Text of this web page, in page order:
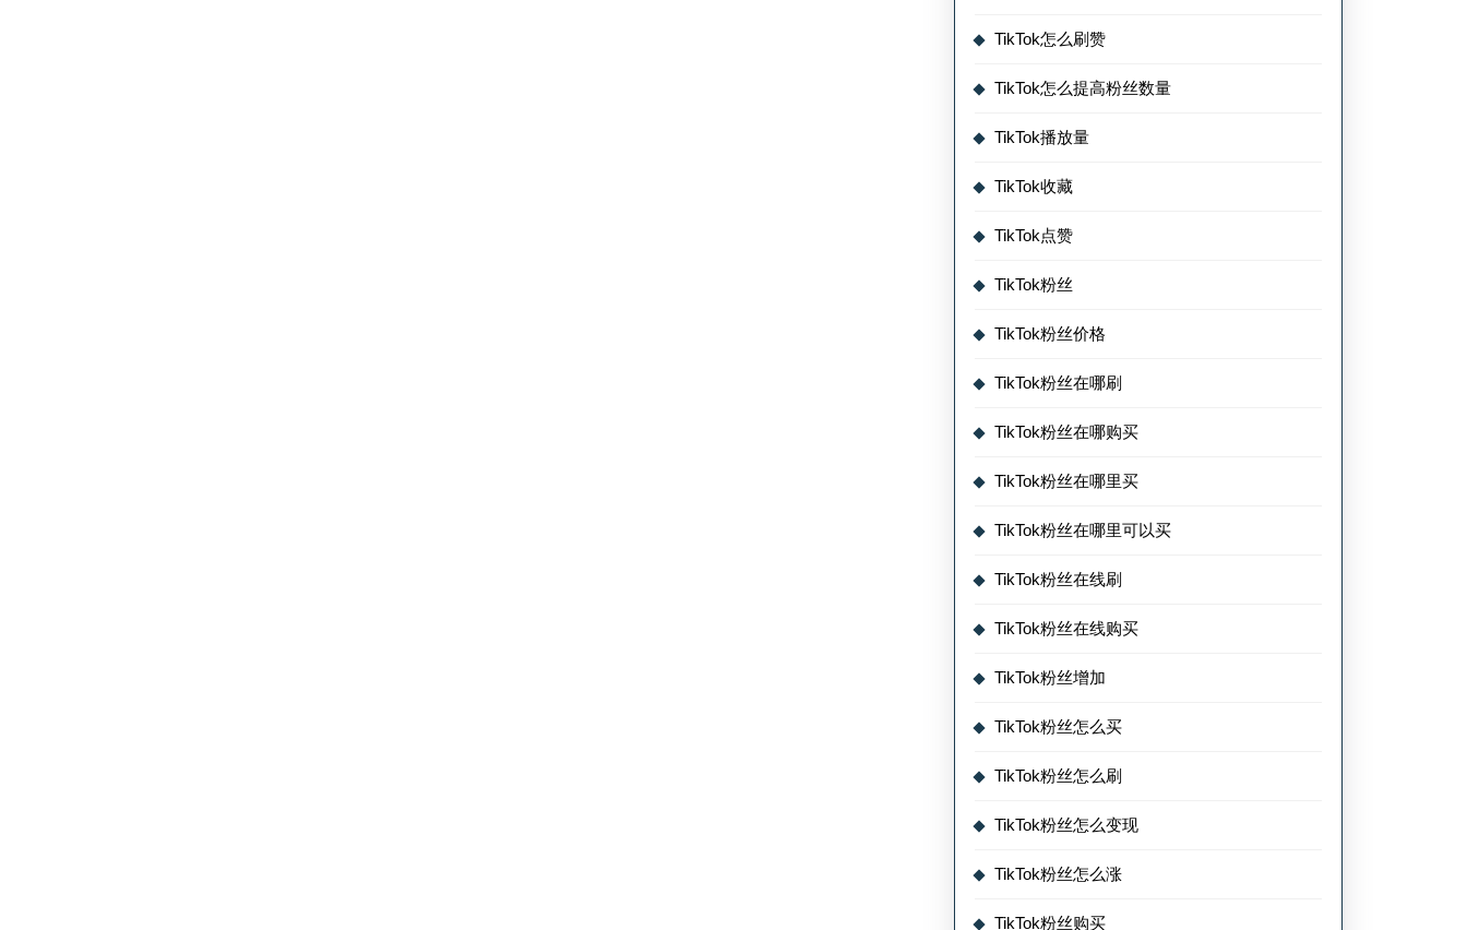
TikTok怎么刷赞
TikTok怎么提高粉丝数量
TikTok播放量
TikTok收藏
TikTok点赞
TikTok粉丝
TikTok粉丝价格
TikTok粉丝在哪刷
TikTok粉丝在哪购买
TikTok粉丝在哪里买
TikTok粉丝在哪里可以买
TikTok粉丝在线刷
TikTok粉丝在线购买
TikTok粉丝增加
TikTok粉丝怎么买
TikTok粉丝怎么刷
TikTok粉丝怎么变现
TikTok粉丝怎么涨
TikTok粉丝购买